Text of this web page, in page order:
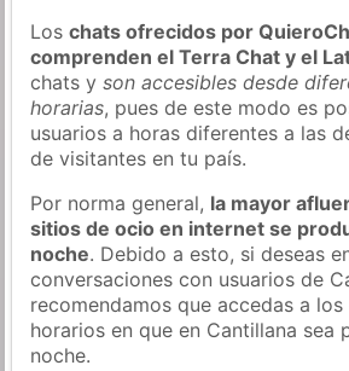
Loschats ofrecidos por
comprenden el Terra Chat y el
chats yson accesibles desde
horarias, pues de este modo es
usuarios a horas diferentes a las
de visitantes en tu país.
Por norma general, la mayor
sitios de ocio en internet se
noche. Debido a esto, si deseas
conversaciones con usuarios de
recomendamos que accedas a
horarios en que en Cantillana sea
noche.